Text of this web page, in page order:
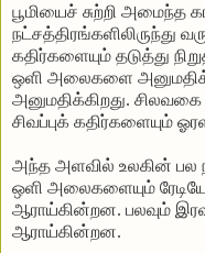
பூமியைச் சுற்றி அமைந்த
நட்சத்திரங்களிலிருந்து
கதிர்களையும் தடுத்து
ஒளி அலைகளை
அனுமதிக்கிறது. சிலவகை
சிவப்புக் கதிர்களையும்
அந்த அளவில் உலகின் பல
ஒளி அலைகளையும்
ஆராய்கின்றன. பலவும்
ஆராய்கின்றன.